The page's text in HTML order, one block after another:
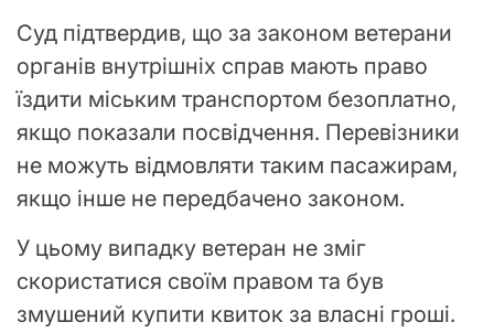
Суд підтвердив, що за законом ветерани
органів внутрішніх справ мають право
їздити міським транспортом безоплатно,
якщо показали посвідчення. Перевізники
не можуть відмовляти таким пасажирам,
якщо інше не передбачено законом.
У цьому випадку ветеран не зміг
скористатися своїм правом та був
змушений купити квиток за власні гроші.